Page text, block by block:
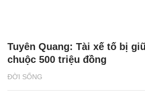
ĐỜI SỐNG
Tuyên Quang: Tài xế tố bị
chuộc 500 triệu đồng